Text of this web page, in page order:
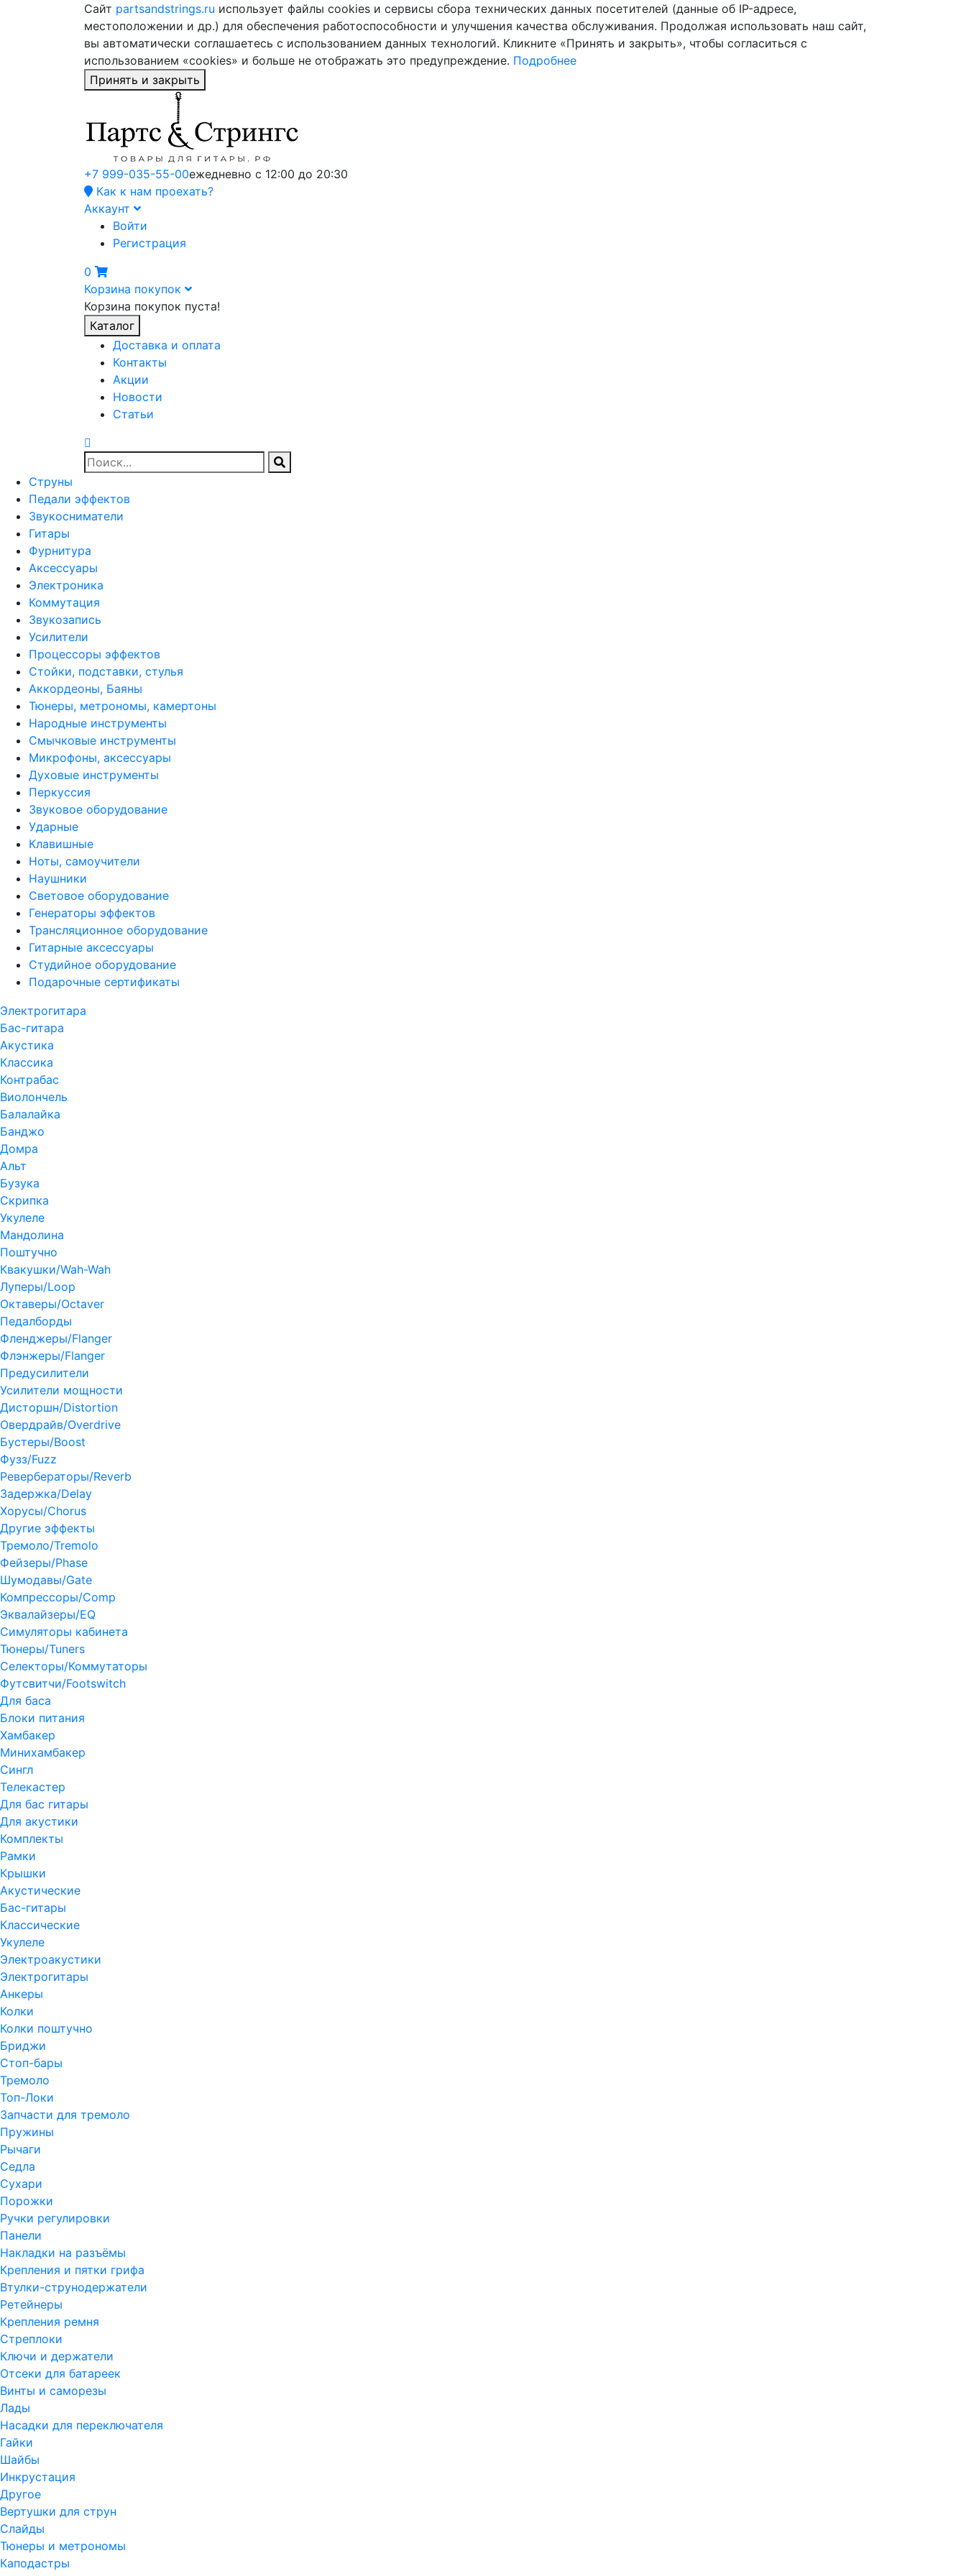
Сайт partsandstrings.ru использует файлы cookies и сервисы сбора технических данных посетителей (данные об IP-адресе,
местоположении и др.) для обеспечения работоспособности и улучшения качества обслуживания. Продолжая использовать наш сайт,
вы автоматически соглашаетесь с использованием данных технологий. Кликните «Принять и закрыть», чтобы согласиться с
использованием «cookies» и больше не отображать это предупреждение. Подробнее
Принять и закрыть
+7 999-035-55-00ежедневно с 12:00 до 20:30
Как к нам проехать?
Аккаунт
Войти
Регистрация
0
Корзина покупок
Корзина покупок пуста!
Каталог
Доставка и оплата
Контакты
Акции
Новости
Статьи
Струны
Педали эффектов
Звукосниматели
Гитары
Фурнитура
Аксессуары
Электроника
Коммутация
Звукозапись
Усилители
Процессоры эффектов
Стойки, подставки, стулья
Аккордеоны, Баяны
Тюнеры, метрономы, камертоны
Народные инструменты
Смычковые инструменты
Микрофоны, аксессуары
Духовые инструменты
Перкуссия
Звуковое оборудование
Ударные
Клавишные
Ноты, самоучители
Наушники
Световое оборудование
Генераторы эффектов
Трансляционное оборудование
Гитарные аксессуары
Студийное оборудование
Подарочные сертификаты
Электрогитара
Бас-гитара
Акустика
Классика
Контрабас
Виолончель
Балалайка
Банджо
Домра
Альт
Бузука
Скрипка
Укулеле
Мандолина
Поштучно
Квакушки/Wah-Wah
Луперы/Loop
Октаверы/Octaver
Педалборды
Фленджеры/Flanger
Флэнжеры/Flanger
Предусилители
Усилители мощности
Дисторшн/Distortion
Овердрайв/Overdrive
Бустеры/Boost
Фузз/Fuzz
Ревербераторы/Reverb
Задержка/Delay
Хорусы/Chorus
Другие эффекты
Тремоло/Tremolo
Фейзеры/Phase
Шумодавы/Gate
Компрессоры/Comp
Эквалайзеры/EQ
Симуляторы кабинета
Тюнеры/Tuners
Селекторы/Коммутаторы
Футсвитчи/Footswitch
Для баса
Блоки питания
Хамбакер
Минихамбакер
Сингл
Телекастер
Для бас гитары
Для акустики
Комплекты
Рамки
Крышки
Акустические
Бас-гитары
Классические
Укулеле
Электроакустики
Электрогитары
Анкеры
Колки
Колки поштучно
Бриджи
Стоп-бары
Тремоло
Топ-Локи
Запчасти для тремоло
Пружины
Рычаги
Седла
Сухари
Порожки
Ручки регулировки
Панели
Накладки на разъёмы
Крепления и пятки грифа
Втулки-струнодержатели
Ретейнеры
Крепления ремня
Стреплоки
Ключи и держатели
Отсеки для батареек
Винты и саморезы
Лады
Насадки для переключателя
Гайки
Шайбы
Инкрустация
Другое
Вертушки для струн
Слайды
Тюнеры и метрономы
Каподастры